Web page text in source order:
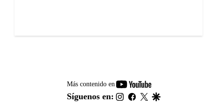
Más contenido en
youtube-
footer
Síguenos en: instagram
facebook
twitter